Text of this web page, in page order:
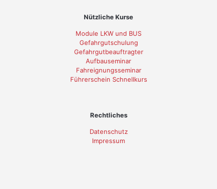
Nützliche Kurse
Module LKW und BUS
Gefahrgutschulung
Gefahrgutbeauftragter
Aufbauseminar
Fahreignungsseminar
Führerschein Schnellkurs
Rechtliches
Datenschutz
Impressum